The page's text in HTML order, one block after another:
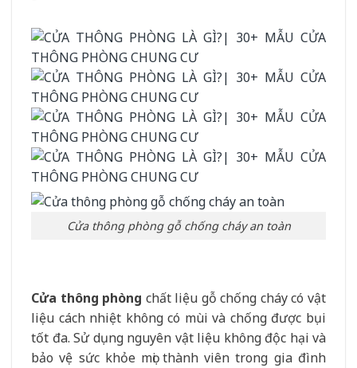
Cửa thông phòng gỗ chống cháy an toàn
Cửa thông phòng chất liệu gỗ chống cháy có vật
liệu cách nhiệt không có mùi và chống được bụi
tốt đa. Sử dụng nguyên vật liệu không độc hại và
bảo vệ sức khỏe mọi thành viên trong gia đình